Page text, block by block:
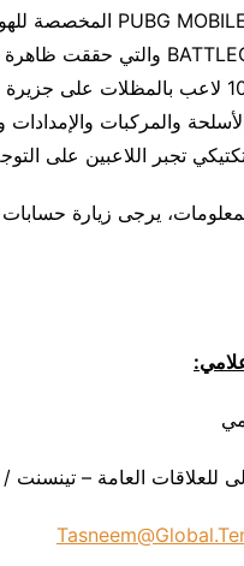
يصل إلى 100 لاعب بالمظلات
والمركبات
تجبر اللاعبين على
يرجى زيارة حسابات
للعلاقات العامة – تينسنت